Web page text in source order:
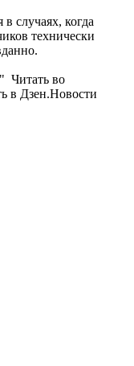
случаях, когда
технически
Читать во
в Дзен.Новости